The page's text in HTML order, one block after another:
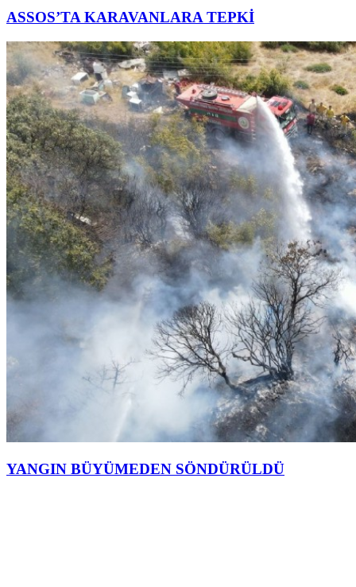
ASSOS’TA KARAVANLARA TEPKİ
YANGIN BÜYÜMEDEN SÖNDÜRÜLDÜ